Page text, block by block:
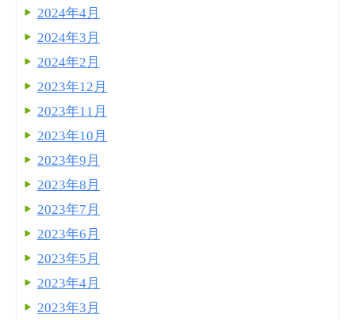
2024年4月
2024年3月
2024年2月
2023年12月
2023年11月
2023年10月
2023年9月
2023年8月
2023年7月
2023年6月
2023年5月
2023年4月
2023年3月